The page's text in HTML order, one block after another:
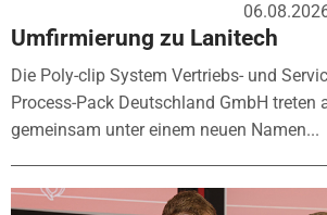
Umfirmierung zu Lanitech
Die Poly-clip System Vertriebs- und
Process-Pack Deutschland GmbH treten
gemeinsam unter einem neuen Namen...